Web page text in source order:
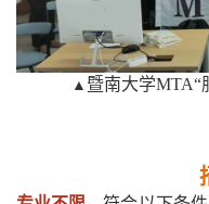
▲ 暨南大学MTA“